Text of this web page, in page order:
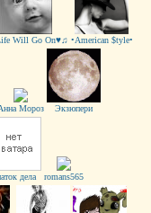
Will Go On♥♫ •American $tyle•
Мороз Экзюпери
дела romans565